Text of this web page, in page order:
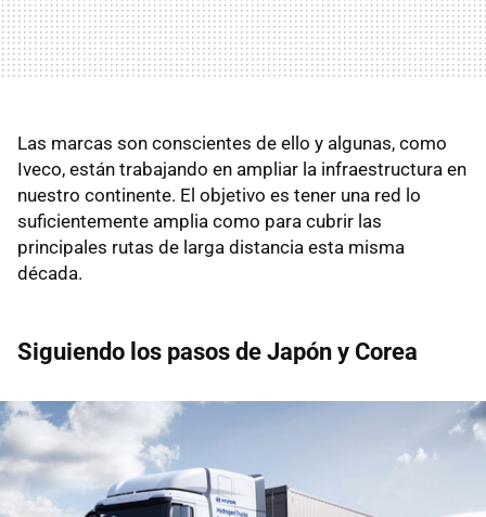
Las marcas son conscientes de ello y algunas, como
Iveco, están trabajando en ampliar la infraestructura en
nuestro continente. El objetivo es tener una red lo
suficientemente amplia como para cubrir las
principales rutas de larga distancia esta misma
década.
Siguiendo los pasos de Japón y Corea